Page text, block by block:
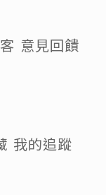
意見回饋
我的追蹤